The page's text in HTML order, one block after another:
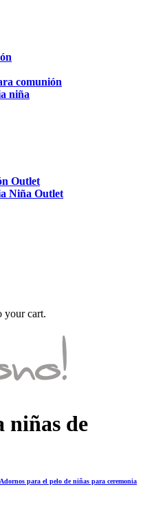
comunión
niña
Outlet
Niña Outlet
your cart.
niñas de
Adornos para el pelo de niñas para ceremonia